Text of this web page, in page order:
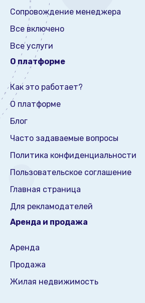
Сопровождение менеджера
Все включено
Все услуги
О платформе
Как это работает?
О платформе
Блог
Часто задаваемые вопросы
Политика конфиденциальности
Пользовательское соглашение
Главная страница
Для рекламодателей
Аренда и продажа
Аренда
Продажа
Жилая недвижимость